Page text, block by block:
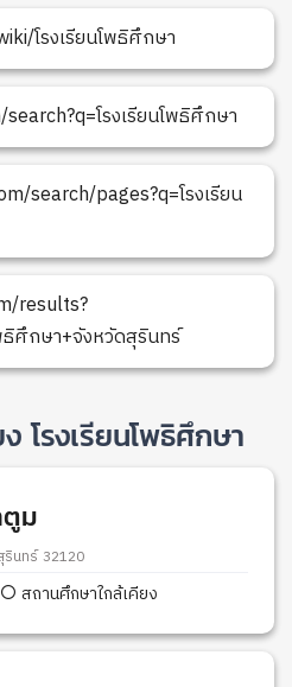
โรงเรียนโพธิศึกษา
โรงเรียนโพธิศึกษา
search/pages?q=โรงเรียน
results?
ธิศึกษา+จังหวัดสุรินทร์
โรงเรียนโพธิศึกษา
ตูม
นทร์ 32120
สถานศึกษาใกล้เคียง